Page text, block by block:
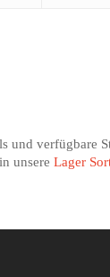
und verfügbare
unsere Lager